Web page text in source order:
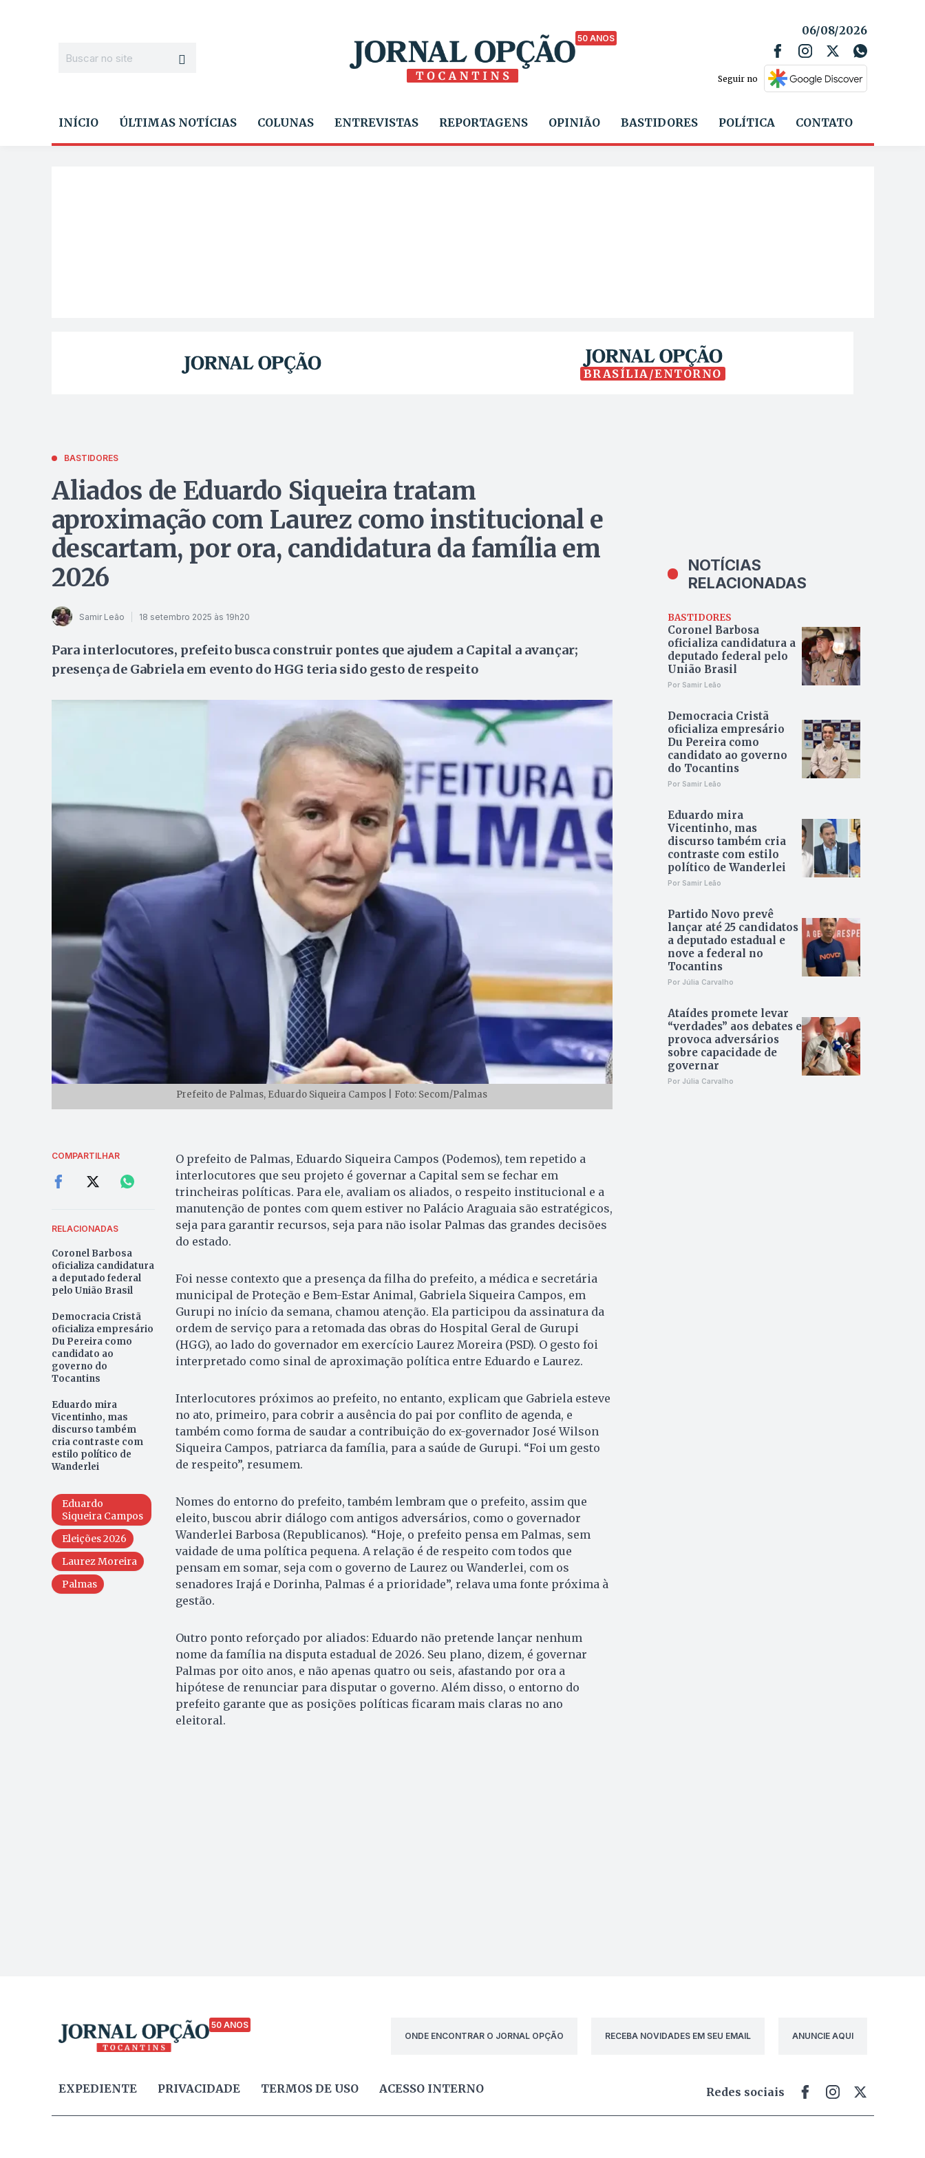
50 ANOS
06/08/2026
Seguir no
INÍCIO ÚLTIMAS NOTÍCIAS COLUNAS ENTREVISTAS REPORTAGENS OPINIÃO BASTIDORES POLÍTICA CONTATO
BRASÍLIA/ENTORNO
BASTIDORES
Aliados de Eduardo Siqueira tratam
aproximação com Laurez como institucional e
descartam, por ora, candidatura da família em
2026
Samir Leão 18 setembro 2025 às 19h20
Para interlocutores, prefeito busca construir pontes que ajudem a Capital a avançar;
presença de Gabriela em evento do HGG teria sido gesto de respeito
Prefeito de Palmas, Eduardo Siqueira Campos | Foto: Secom/Palmas
COMPARTILHAR
RELACIONADAS
Coronel Barbosa
oficializa candidatura
a deputado federal
pelo União Brasil
Democracia Cristã
oficializa empresário
Du Pereira como
candidato ao
governo do
Tocantins
Eduardo mira
Vicentinho, mas
discurso também
cria contraste com
estilo político de
Wanderlei
Eduardo
Siqueira Campos
Eleições 2026
Laurez Moreira
Palmas
O prefeito de Palmas, Eduardo Siqueira Campos (Podemos), tem repetido a
interlocutores que seu projeto é governar a Capital sem se fechar em
trincheiras políticas. Para ele, avaliam os aliados, o respeito institucional e a
manutenção de pontes com quem estiver no Palácio Araguaia são estratégicos,
seja para garantir recursos, seja para não isolar Palmas das grandes decisões
do estado.
Foi nesse contexto que a presença da filha do prefeito, a médica e secretária
municipal de Proteção e Bem-Estar Animal, Gabriela Siqueira Campos, em
Gurupi no início da semana, chamou atenção. Ela participou da assinatura da
ordem de serviço para a retomada das obras do Hospital Geral de Gurupi
(HGG), ao lado do governador em exercício Laurez Moreira (PSD). O gesto foi
interpretado como sinal de aproximação política entre Eduardo e Laurez.
Interlocutores próximos ao prefeito, no entanto, explicam que Gabriela esteve
no ato, primeiro, para cobrir a ausência do pai por conflito de agenda, e
também como forma de saudar a contribuição do ex-governador José Wilson
Siqueira Campos, patriarca da família, para a saúde de Gurupi. “Foi um gesto
de respeito”, resumem.
Nomes do entorno do prefeito, também lembram que o prefeito, assim que
eleito, buscou abrir diálogo com antigos adversários, como o governador
Wanderlei Barbosa (Republicanos). “Hoje, o prefeito pensa em Palmas, sem
vaidade de uma política pequena. A relação é de respeito com todos que
pensam em somar, seja com o governo de Laurez ou Wanderlei, com os
senadores Irajá e Dorinha, Palmas é a prioridade”, relava uma fonte próxima à
gestão.
Outro ponto reforçado por aliados: Eduardo não pretende lançar nenhum
nome da família na disputa estadual de 2026. Seu plano, dizem, é governar
Palmas por oito anos, e não apenas quatro ou seis, afastando por ora a
hipótese de renunciar para disputar o governo. Além disso, o entorno do
prefeito garante que as posições políticas ficaram mais claras no ano
eleitoral.
NOTÍCIAS
RELACIONADAS
BASTIDORES
Coronel Barbosa
oficializa candidatura a
deputado federal pelo
União Brasil
Por Samir Leão
Democracia Cristã
oficializa empresário
Du Pereira como
candidato ao governo
do Tocantins
Por Samir Leão
Eduardo mira
Vicentinho, mas
discurso também cria
contraste com estilo
político de Wanderlei
Por Samir Leão
Partido Novo prevê
lançar até 25 candidatos
a deputado estadual e
nove a federal no
Tocantins
Por Júlia Carvalho
Ataídes promete levar
“verdades” aos debates e
provoca adversários
sobre capacidade de
governar
Por Júlia Carvalho
50 ANOS
ONDE ENCONTRAR O JORNAL OPÇÃO
RECEBA NOVIDADES EM SEU EMAIL ANUNCIE AQUI
EXPEDIENTE PRIVACIDADE TERMOS DE USO ACESSO INTERNO Redes sociais